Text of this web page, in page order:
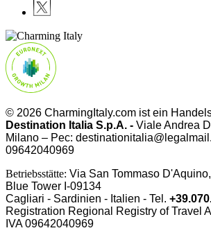
© 2026 CharmingItaly.com ist ein
Destination Italia S.p.A. - Viale Andrea
Milano – Pec:
09642040969
Betriebsstätte: Via San Tommaso
Blue Tower I-09134
Cagliari - Sardinien - Italien - Tel.
Registration Regional Registry of Travel
IVA09642040969